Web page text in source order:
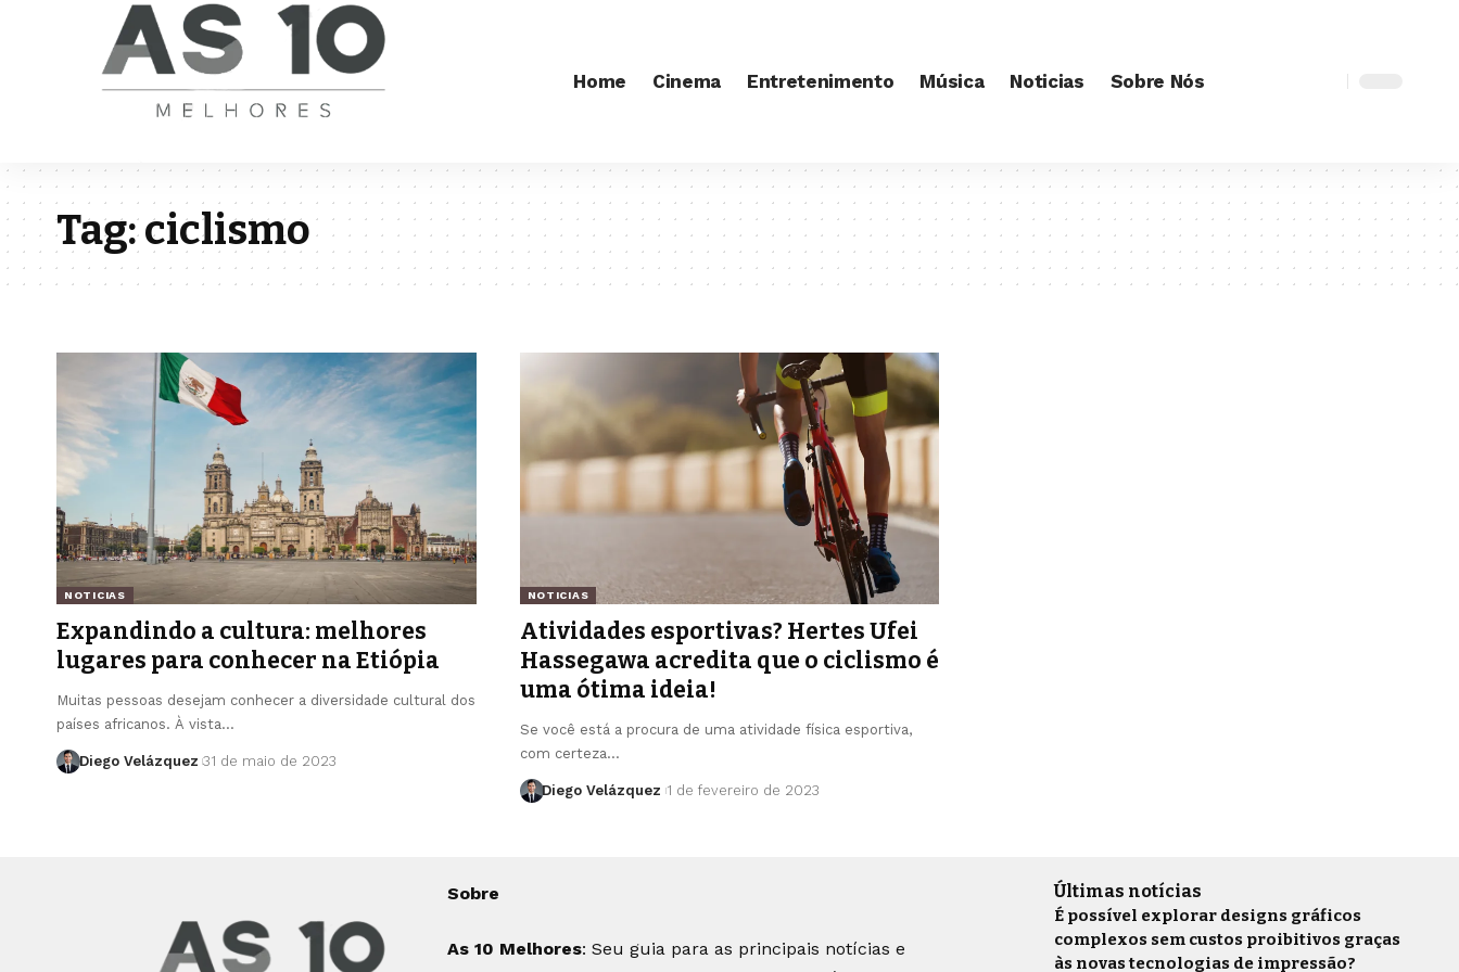
Home Cinema Entretenimento Música Noticias Sobre Nós
Tag:ciclismo
NOTICIAS
Expandindo a cultura: melhores
lugares para conhecer na Etiópia
Muitas pessoas desejam conhecer a diversidade cultural dos
países africanos. À vista…
Diego Velázquez 31 de maio de 2023
NOTICIAS
Atividades esportivas? Hertes Ufei
Hassegawa acredita que o ciclismo é
uma ótima ideia!
Se você está a procura de uma atividade física esportiva,
com certeza…
Diego Velázquez 1 de fevereiro de 2023
Sobre
As 10 Melhores: Seu guia para as principais notícias e
Últimas notícias
É possível explorar designs gráficos
complexos sem custos proibitivos graças
às novas tecnologias de impressão?